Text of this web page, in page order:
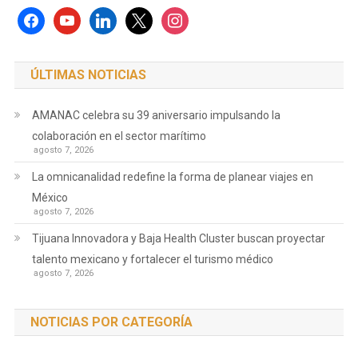
facebookyoutubelinkedinx instagram
ÚLTIMAS NOTICIAS
AMANAC celebra su 39 aniversario impulsando la
colaboración en el sector marítimo
agosto 7, 2026
La omnicanalidad redefine la forma de planear viajes en
México
agosto 7, 2026
Tijuana Innovadora y Baja Health Cluster buscan proyectar
talento mexicano y fortalecer el turismo médico
agosto 7, 2026
NOTICIAS POR CATEGORÍA